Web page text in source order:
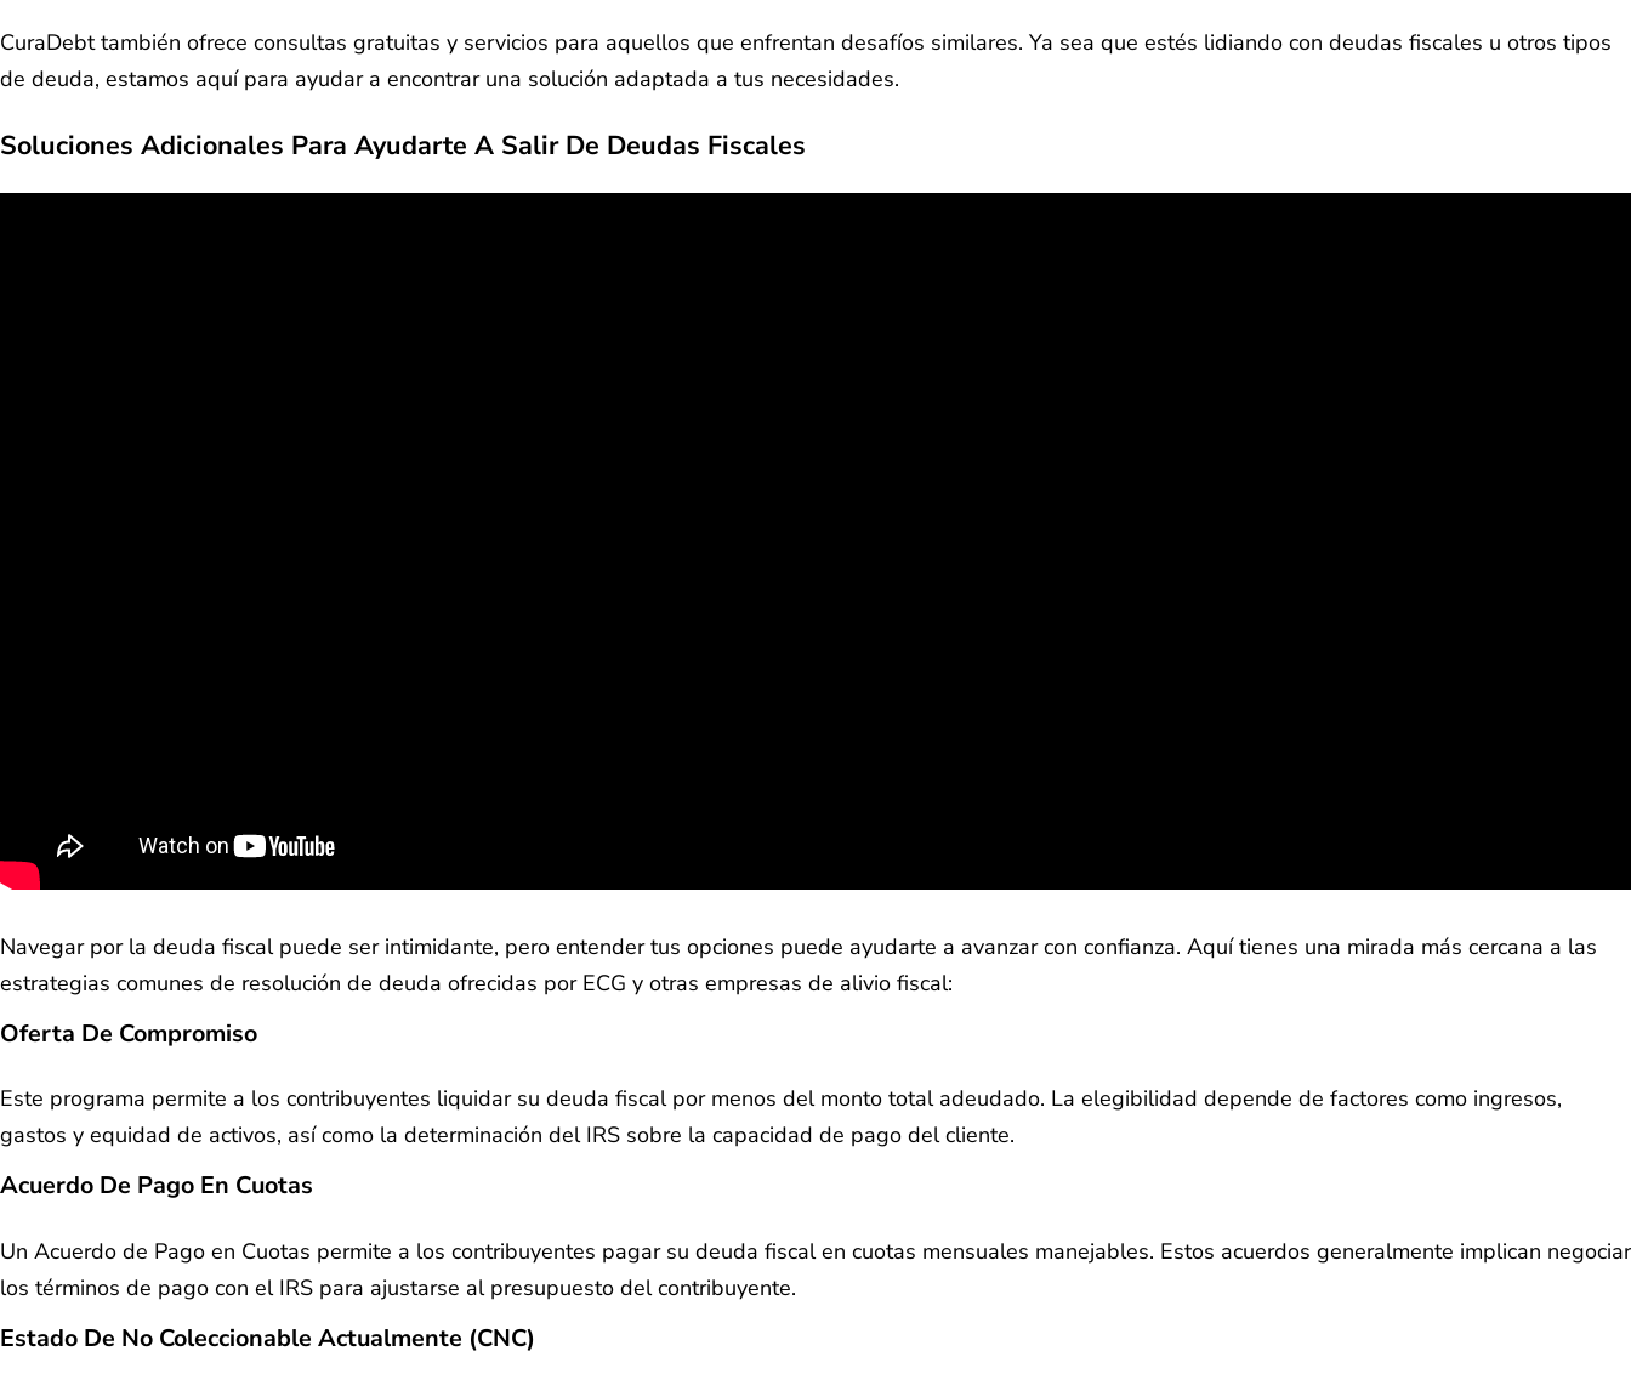
CuraDebt también ofrece consultas gratuitas y servicios para aquellos que enfrentan desafíos similares. Ya sea que estés lidiando con deudas fiscales u otros tipos
de deuda, estamos aquí para ayudar a encontrar una solución adaptada a tus necesidades.
Soluciones Adicionales Para Ayudarte A Salir De Deudas Fiscales
Navegar por la deuda fiscal puede ser intimidante, pero entender tus opciones puede ayudarte a avanzar con confianza. Aquí tienes una mirada más cercana a las
estrategias comunes de resolución de deuda ofrecidas por ECG y otras empresas de alivio fiscal:
Oferta De Compromiso
Este programa permite a los contribuyentes liquidar su deuda fiscal por menos del monto total adeudado. La elegibilidad depende de factores como ingresos,
gastos y equidad de activos, así como la determinación del IRS sobre la capacidad de pago del cliente.
Acuerdo De Pago En Cuotas
Un Acuerdo de Pago en Cuotas permite a los contribuyentes pagar su deuda fiscal en cuotas mensuales manejables. Estos acuerdos generalmente implican negociar
los términos de pago con el IRS para ajustarse al presupuesto del contribuyente.
Estado De No Coleccionable Actualmente (CNC)